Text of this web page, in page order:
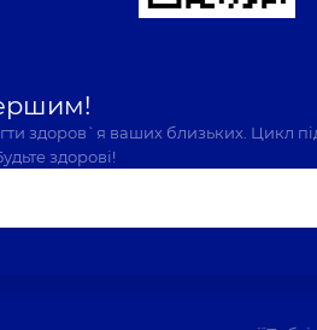
здоров`я ваших близьких. Цикл
здорові!